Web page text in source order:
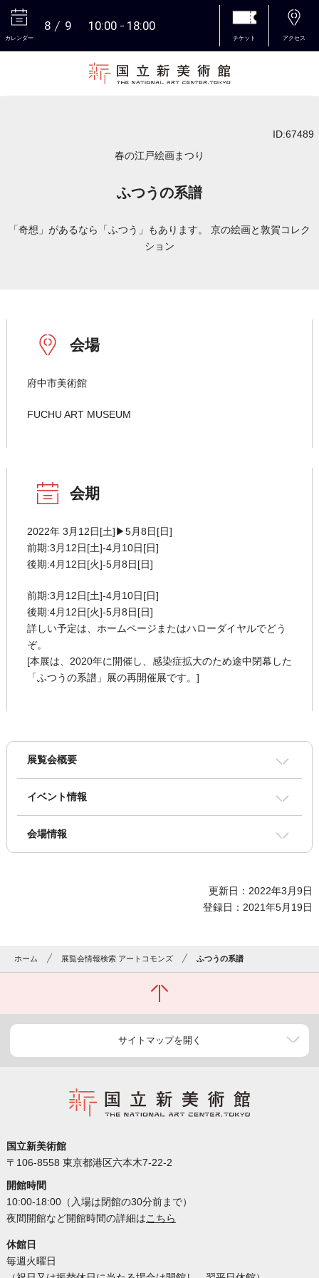
カレンダー
8 9 10:00 18:00
チケット アクセス
ID:67489
春の江戸絵画まつり
ふつうの系譜
「奇想」があるなら「ふつう」もあります。 京の絵画と敦賀コレク
ション
会場
府中市美術館
FUCHU ART MUSEUM
会期
2022年 3月12日[土]▶5月8日[日]
前期:3月12日[土]-4月10日[日]
後期:4月12日[火]-5月8日[日]
前期:3月12日[土]-4月10日[日]
後期:4月12日[火]-5月8日[日]
詳しい予定は、ホームページまたはハローダイヤルでどう
ぞ。
[本展は、2020年に開催し、感染症拡大のため途中閉幕した
「ふつうの系譜」展の再開催展です。]
展覧会概要
イベント情報
会場情報
更新日：2022年3月9日
登録日：2021年5月19日
ホーム 展覧会情報検索 アートコモンズ ふつうの系譜
サイトマップを開く
国立新美術館
〒106-8558 東京都港区六本木7-22-2
開館時間
10:00-18:00（入場は閉館の30分前まで）
夜間開館など開館時間の詳細はこちら
休館日
毎週火曜日